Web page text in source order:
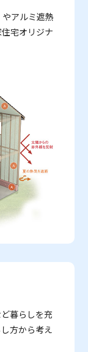
アルミ遮熱
宅オリジナ
暮らしを充
方から考え